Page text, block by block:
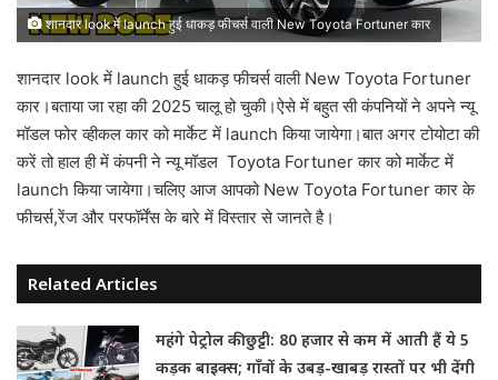
शानदार look में launch हुई धाकड़ फीचर्स वाली New Toyota Fortuner कार
शानदार look में launch हुई धाकड़ फीचर्स वाली New Toyota Fortuner
कार।बताया जा रहा की 2025 चालू हो चुकी।ऐसे में बहुत सी कंपनियों ने अपने न्यू
मॉडल फोर व्हीकल कार को मार्केट में launch किया जायेगा।बात अगर टोयोटा की
करें तो हाल ही में कंपनी ने न्यू मॉडल Toyota Fortuner कार को मार्केट में
launch किया जायेगा।चलिए आज आपको New Toyota Fortuner कार के
फीचर्स,रेंज और परफॉर्मेंस के बारे में विस्तार से जानते है।
Related Articles
महंगे पेट्रोल की छुट्टी: 80 हजार से कम में आती हैं ये 5
कड़क बाइक्स; गाँवों के उबड़-खाबड़ रास्तों पर भी देंगी